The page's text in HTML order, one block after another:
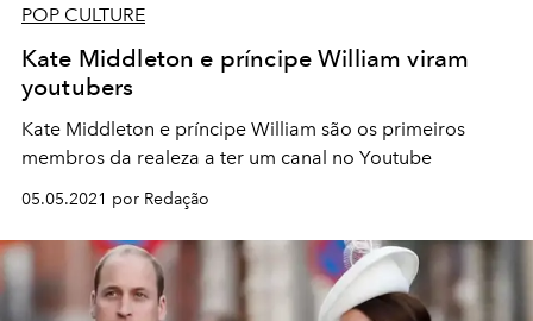
POP CULTURE
Kate Middleton e príncipe William viram
youtubers
Kate Middleton e príncipe William são os primeiros
membros da realeza a ter um canal no Youtube
05.05.2021 por Redação